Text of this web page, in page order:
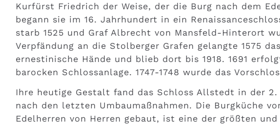
Kurfürst Friedrich der Weise, der die Burg nach dem
begann sie im 16. Jahrhundert in ein
starb 1525 und Graf Albrecht von Mansfeld-Hinterort
Verpfändung an die Stolberger Grafen gelangte 1575
ernestinische Hände und blieb dort bis 1918. 1691
barocken Schlossanlage. 1747-1748 wurde das
Ihre heutige Gestalt fand das Schloss Allstedt in der
nach den letzten Umbaumaßnahmen. Die Burgküche
Edelherren von Herren gebaut, ist eine der größten